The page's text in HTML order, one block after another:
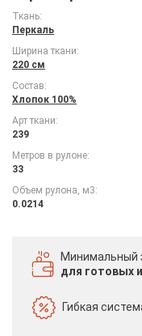
Ткань:
Перкаль
Ширина ткани:
220 см
Состав:
Хлопок 100%
Арт ткани:
239
Метров в рулоне:
33
Объем рулона, м3:
0.0214
Минимальный
для готовых
Гибкая